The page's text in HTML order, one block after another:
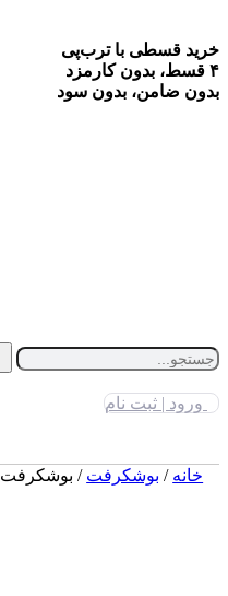
خرید قسطی با ترب‌پی
۴ قسط، بدون کارمزد
بدون ضامن، بدون سود
ورود | ثبت نام
خانه / بوشکرفت / بوشکرفت King Man